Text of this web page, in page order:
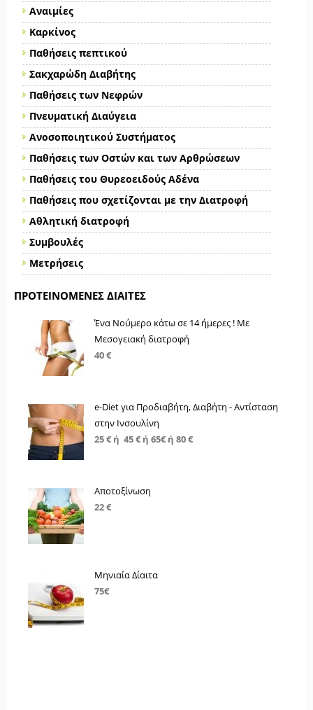
Αναιμίες
Καρκίνος
Παθήσεις πεπτικού
Σακχαρώδη Διαβήτης
Παθήσεις των Νεφρών
Πνευματική Διαύγεια
Ανοσοποιητικού Συστήματος
Παθήσεις των Οστών και των Αρθρώσεων
Παθήσεις του Θυρεοειδούς Αδένα
Παθήσεις που σχετίζονται με την Διατροφή
Αθλητική διατροφή
Συμβουλές
Μετρήσεις
ΠΡΟΤΕΙΝΌΜΕΝΕΣ ΔΊΑΙΤΕΣ
Ένα Νούμερο κάτω σε 14 ήμερες ! Με
Μεσογειακή διατροφή
40 €
e-Diet για Προδιαβήτη, Διαβήτη - Αντίσταση
στην Ινσουλίνη
25 € ή 45 € ή 65€ ή 80 €
Αποτοξίνωση
22 €
Μηνιαία Δίαιτα
75€